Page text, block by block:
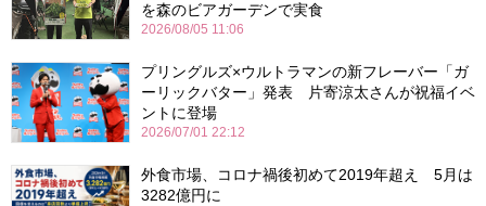
を森のビアガーデンで実食
2026/08/05 11:06
プリングルズ×ウルトラマンの新フレーバー「ガ
ーリックバター」発表 片寄涼太さんが祝福イベ
ントに登場
2026/07/01 22:12
外食市場、コロナ禍後初めて2019年超え 5月は
3282億円に